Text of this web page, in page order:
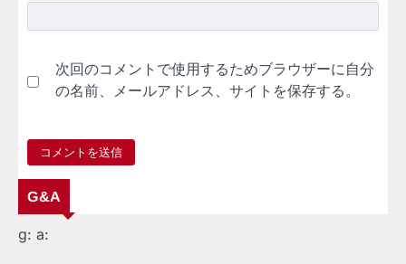
次回のコメントで使用するためブラウザーに自分
の名前、メールアドレス、サイトを保存する。
G&A
g: a: